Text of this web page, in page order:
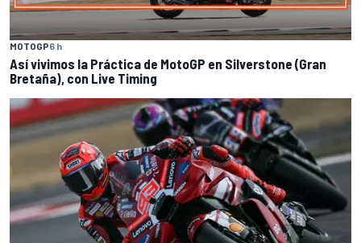
MOTOGP6 h
Así vivimos la Práctica de MotoGP en Silverstone (Gran
Bretaña), con Live Timing